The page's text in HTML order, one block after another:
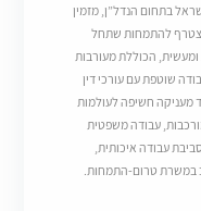
בתחום הנדל”ן, מזמין
להתמחות שתחל
ומעשית, הכוללת מעורבות
שוטפת עם עורכי דין
מעניקה חשיפה לעולמות
עבודה משפטית
עבודה איכותית,
במשרת טרום-התמחות.